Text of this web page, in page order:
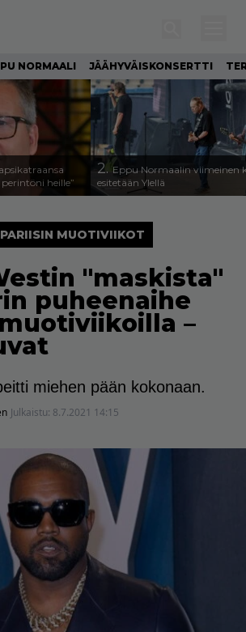
NORMAALI JÄÄHYVÄISKONSERTTI
heille”
2. Eppu Normaalin viimeinen
esitetään Ylellä
PARIISIN MUOTIVIIKOT
"maskista"
puheenaihe
–
miehen pään kokonaan.
Julkaistu: 8.7.2021 14:15